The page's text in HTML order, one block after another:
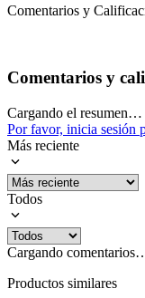
Comentarios y
Comentarios y
Cargando el resumen…
Por favor, inicia sesión
Más reciente
Todos
Cargando
Productos similares